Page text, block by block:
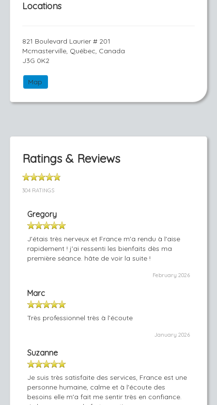
Locations
821 Boulevard Laurier # 201
Mcmasterville, Québec, Canada
J3G 0K2
Map
Ratings & Reviews
304 RATINGS
Gregory
J'étais très nerveux et France m'a rendu à l'aise
rapidement ! j'ai ressenti les bienfaits dès ma
première séance. hâte de voir la suite !
February 2026
Marc
Très professionnel très à l’écoute
January 2026
Suzanne
Je suis très satisfaite des services, France est une
personne humaine, calme et à l'écoute des
besoins elle m'a fait me sentir très en confiance.